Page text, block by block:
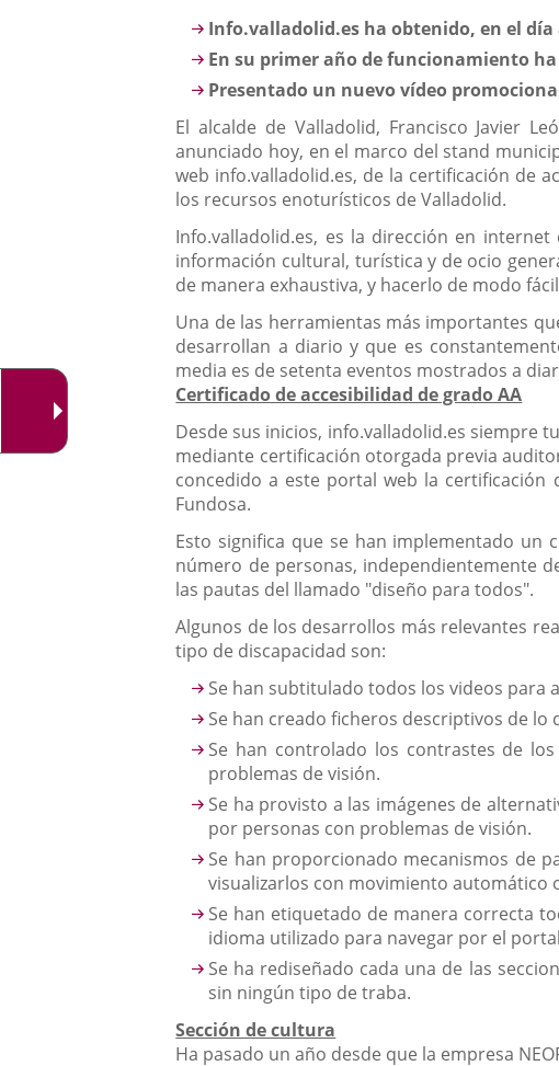
aplicación
externa.
Descripción
Info.valladolid.es ha obtenido, en el
En su primer año de funcionamiento
Presentado un nuevo vídeo
El alcalde de Valladolid, Francisco Javier
anunciado hoy, en el marco del stand
web info.valladolid.es, de la certificación de
los recursos enoturísticos de Valladolid.
Info.valladolid.es, es la dirección en
información cultural, turística y de ocio
de manera exhaustiva, y hacerlo de modo
Una de las herramientas más importantes
desarrollan a diario y que es
media es de setenta eventos mostrados a
Certificado de accesibilidad de grado AA
Desde sus inicios, info.valladolid.es siempre
mediante certificación otorgada previa
concedido a este portal web la certificación
Fundosa.
Esto significa que se han implementado
número de personas, independientemente
las pautas del llamado "diseño para todos".
Algunos de los desarrollos más relevantes
tipo de discapacidad son:
Se han subtitulado todos los videos para
Se han creado ficheros descriptivos de
Se han controlado los contrastes de
problemas de visión.
Se ha provisto a las imágenes de
por personas con problemas de visión.
Se han proporcionado mecanismos de
visualizarlos con movimiento automático
Se han etiquetado de manera correcta
idioma utilizado para navegar por el
Se ha rediseñado cada una de las
sin ningún tipo de traba.
Sección de cultura
Ha pasado un año desde que la empresa